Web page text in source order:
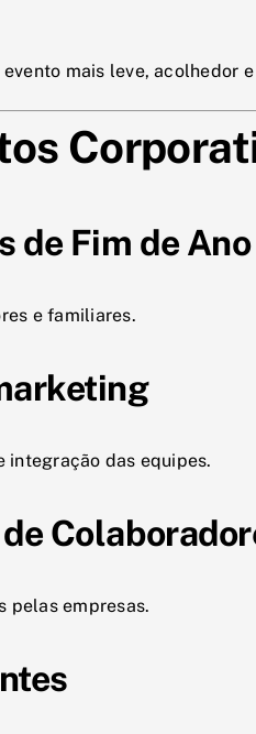
mais leve, acolhedor
de Fim de Ano
e familiares.
integração das equipes.
pelas empresas.